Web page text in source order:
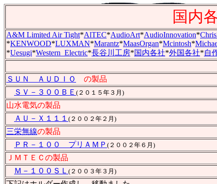
国内
A&M Limited Air Tight*AlTEC*AudioArt*AudioInnovation*
*KENWOOD*LUXMAN*Marantz*MaasOrgan*Mcintosh*
*Uesugi*Western_Electric*長谷川工房*国内各社*外国各社*自
ＳＵＮ ＡＵＤＩＯ
の製品
ＳＶ－３００ＢＥ (２０１５年３月)
山水電気の製品
ＡＵ－Ｘ１１１ (２００２年２月)
三栄無線の製品
ＰＲ－１００ プリＡＭＰ (２００２年６月)
ＪＭＴＥＣの製品
Ｍ－１００ＳＬ (２００３年３月)